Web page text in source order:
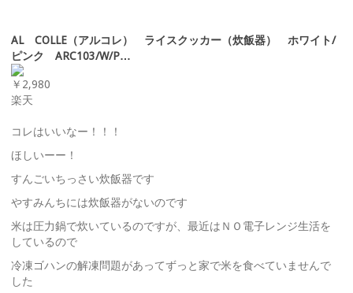
AL COLLE（アルコレ） ライスクッカー（炊飯器） ホワイト/
ピンク ARC103/W/P…
￥2,980
楽天
コレはいいなー！！！
ほしいーー！
すんごいちっさい炊飯器です
やすみんちには炊飯器がないのです
米は圧力鍋で炊いているのですが、最近はＮＯ電子レンジ生活を
しているので
冷凍ゴハンの解凍問題があってずっと家で米を食べていませんで
した